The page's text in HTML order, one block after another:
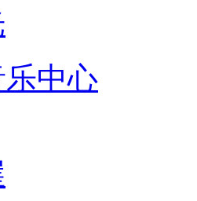
中心